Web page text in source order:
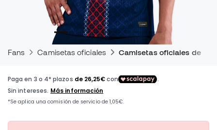
Fans Camisetas oficiales Camisetas oficiales de